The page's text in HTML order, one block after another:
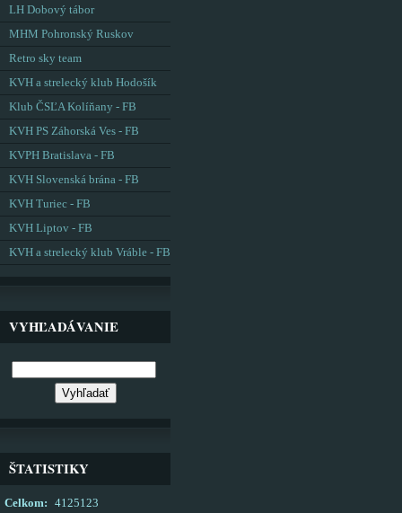
LH Dobový tábor
MHM Pohronský Ruskov
Retro sky team
KVH a strelecký klub Hodošík
Klub ČSĽA Kolíňany - FB
KVH PS Záhorská Ves - FB
KVPH Bratislava - FB
KVH Slovenská brána - FB
KVH Turiec - FB
KVH Liptov - FB
KVH a strelecký klub Vráble - FB
VYHĽADÁVANIE
ŠTATISTIKY
Celkom:
4125123